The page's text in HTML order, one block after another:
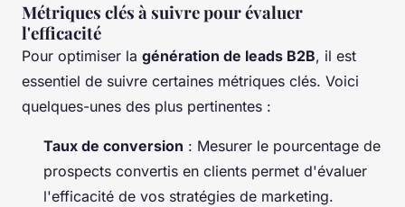
Métriques clés à suivre pour évaluer
l'efficacité
Pour optimiser la génération de leads B2B, il est
essentiel de suivre certaines métriques clés. Voici
quelques-unes des plus pertinentes :
Taux de conversion : Mesurer le pourcentage de
prospects convertis en clients permet d'évaluer
l'efficacité de vos stratégies de marketing.